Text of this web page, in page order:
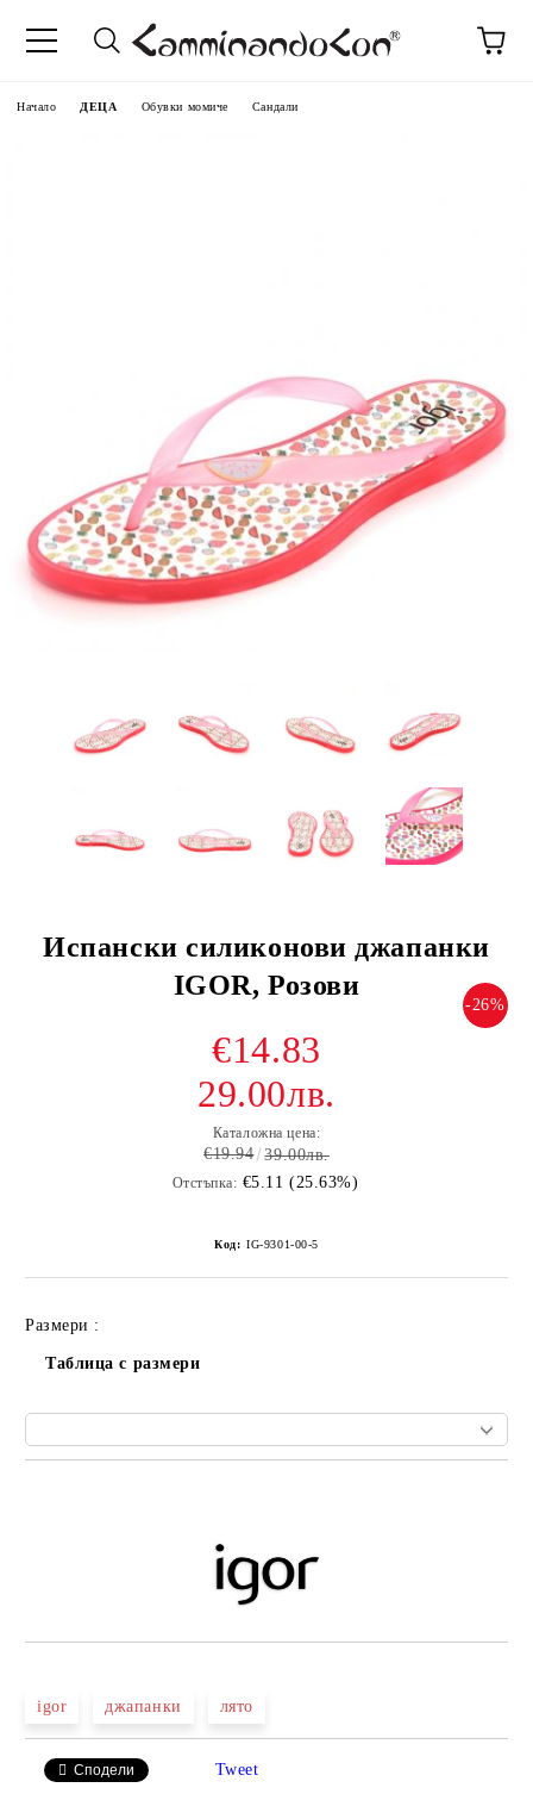
Начало ДЕЦА Обувки момиче Сандали
Испански силиконови джапанки
IGOR, Розови
-26%
€14.83
29.00лв.
Каталожна цена:
€19.94 39.00лв.
Отстъпка: €5.11 (25.63%)
Код: IG-9301-00-5
Размери :
Таблица с размери
igor джапанки лято
Сподели Tweet